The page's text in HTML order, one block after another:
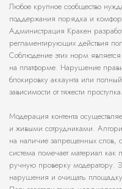
Любое крупное сообщество
поддержания порядка и
Администрация Кракен
регламентирующих действия
Соблюдение этих норм
на платформе. Нарушение
блокировку аккаунта или
зависимости от тяжести проступка.
Модерация контента
и живыми сотрудниками.
на наличие запрещенных
система помечает материал как
ручную проверку модератору.
нарушения и очищать площадку